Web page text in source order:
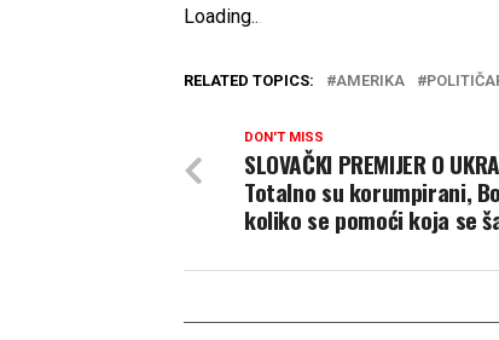
Loading..
RELATED TOPICS: AMERIKA
DON'T MISS
SLOVAČKI PREMIJER O
Totalno su korumpirani,
koliko se pomoći koja se